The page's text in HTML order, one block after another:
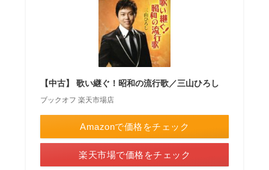
【中古】 歌い継ぐ！昭和の流行歌／三山ひろし
ブックオフ 楽天市場店
Amazonで価格をチェック
楽天市場で価格をチェック